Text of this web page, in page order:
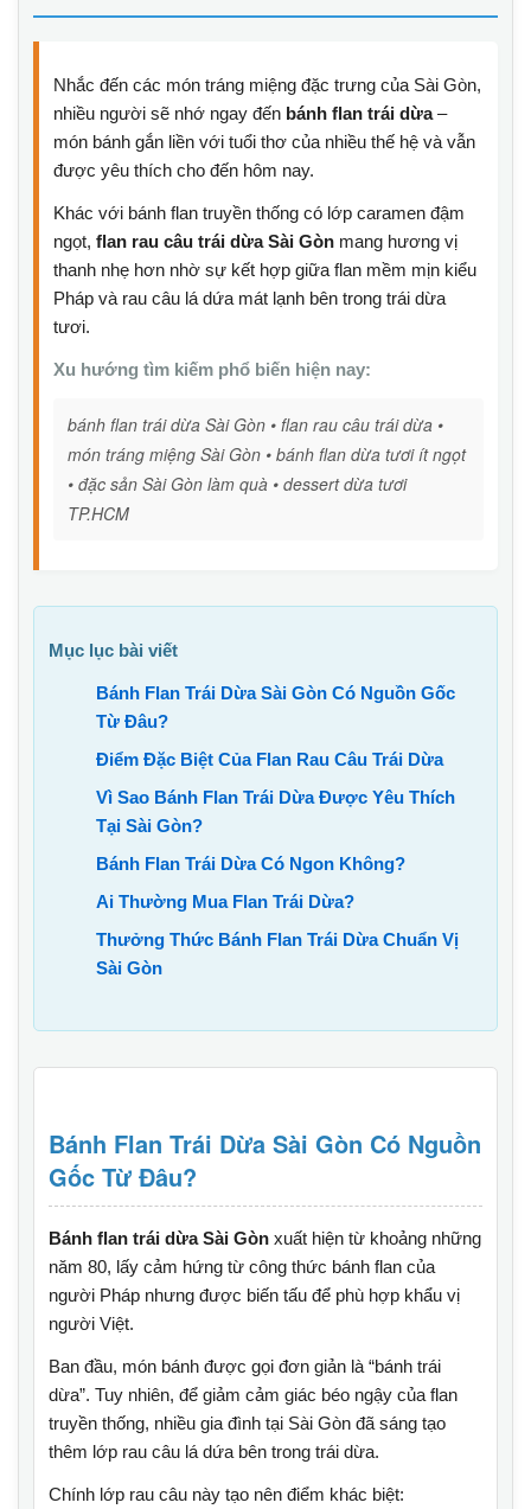
Nhắc đến các món tráng miệng đặc trưng của Sài Gòn,
nhiều người sẽ nhớ ngay đến bánh flan trái dừa–
món bánh gắn liền với tuổi thơ của nhiều thế hệ và vẫn
được yêu thích cho đến hôm nay.
Khác với bánh flan truyền thống có lớp caramen đậm
ngọt, flan rau câu trái dừa Sài Gòn mang hương vị
thanh nhẹ hơn nhờ sự kết hợp giữa flan mềm mịn kiểu
Pháp và rau câu lá dứa mát lạnh bên trong trái dừa
tươi.
Xu hướng tìm kiếm phổ biến hiện nay:
bánh flan trái dừa Sài Gòn • flan rau câu trái dừa •
món tráng miệng Sài Gòn • bánh flan dừa tươi ít ngọt
• đặc sản Sài Gòn làm quà • dessert dừa tươi
TP.HCM
Mục lục bài viết
Bánh Flan Trái Dừa Sài Gòn Có Nguồn Gốc
Từ Đâu?
Điểm Đặc Biệt Của Flan Rau Câu Trái Dừa
Vì Sao Bánh Flan Trái Dừa Được Yêu Thích
Tại Sài Gòn?
Bánh Flan Trái Dừa Có Ngon Không?
Ai Thường Mua Flan Trái Dừa?
Thưởng Thức Bánh Flan Trái Dừa Chuẩn Vị
Sài Gòn
Bánh Flan Trái Dừa Sài Gòn Có Nguồn
Gốc Từ Đâu?
Bánh flan trái dừa Sài Gòn xuất hiện từ khoảng những
năm 80, lấy cảm hứng từ công thức bánh flan của
người Pháp nhưng được biến tấu để phù hợp khẩu vị
người Việt.
Ban đầu, món bánh được gọi đơn giản là “bánh trái
dừa”. Tuy nhiên, để giảm cảm giác béo ngậy của flan
truyền thống, nhiều gia đình tại Sài Gòn đã sáng tạo
thêm lớp rau câu lá dứa bên trong trái dừa.
Chính lớp rau câu này tạo nên điểm khác biệt: